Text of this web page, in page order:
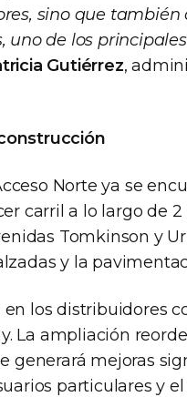
sino que
de los
Gutiérrez,
Norte ya se
carril a lo largo de
Tomkinson y
y la
los distribuidores
La ampliación
generará mejoras
particulares y